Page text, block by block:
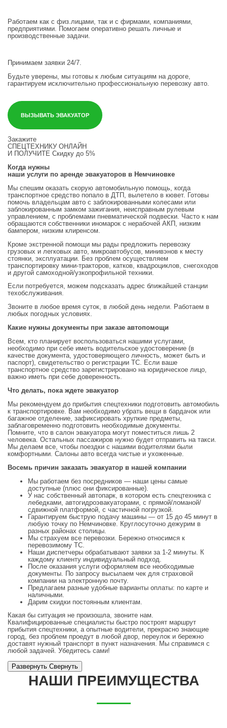
Работаем как с физ.лицами, так и с фирмами, компаниями,
предприятиями. Помогаем оперативно решать личные и
производственные задачи.
Принимаем заявки 24/7.
Будьте уверены, мы готовы к любым ситуациям на дороге,
гарантируем исключительно профессиональную перевозку авто.
ВЫЗЫВАТЬ ЭВАКУАТОР
Закажите
СПЕЦТЕХНИКУ ОНЛАЙН
И ПОЛУЧИТЕ Скидку до 5%
Когда нужны
наши услуги по аренде эвакуаторов в Немчиновке
Мы спешим оказать скорую автомобильную помощь, когда
транспортное средство попало в ДТП, вылетело в кювет. Готовы
помочь владельцам авто с заблокированными колесами или
заблокированным замком зажигания, неисправным рулевым
управлением, с проблемами пневматической подвески. Часто к нам
обращаются собственники иномарок с нерабочей АКП, низким
бампером, низким клиренсом.
Кроме экстренной помощи мы рады предложить перевозку
грузовых и легковых авто, микроавтобусов, минивэнов к месту
стоянки, эксплуатации. Без проблем осуществляем
транспортировку мини-тракторов, катков, квадроциклов, снегоходов
и другой самоходной/узкопрофильной техники.
Если потребуется, можем подсказать адрес ближайшей станции
техобслуживания.
Звоните в любое время суток, в любой день недели. Работаем в
любых погодных условиях.
Какие нужны документы при заказе автопомощи
Всем, кто планирует воспользоваться нашими услугами,
необходимо при себе иметь водительское удостоверение (в
качестве документа, удостоверяющего личность, может быть и
паспорт), свидетельство о регистрации ТС. Если ваше
транспортное средство зарегистрировано на юридическое лицо,
важно иметь при себе доверенность.
Что делать, пока ждете эвакуатор
Мы рекомендуем до прибытия спецтехники подготовить автомобиль
к транспортировке. Вам необходимо убрать вещи в бардачок или
багажное отделение, зафиксировать хрупкие предметы,
заблаговременно подготовить необходимые документы.
Помните, что в салон эвакуатора могут поместиться лишь 2
человека. Остальных пассажиров нужно будет отправить на такси.
Мы делаем все, чтобы поездки с нашими водителями были
комфортными. Салоны авто всегда чистые и ухоженные.
Восемь причин заказать эвакуатор в нашей компании
Мы работаем без посредников — наши цены самые
доступные (плюс они фиксированные).
У нас собственный автопарк, в котором есть спецтехника с
лебедками, автогидроэвакуаторами, с прямой/ломаной/
сдвижной платформой, с частичной погрузкой.
Гарантируем быструю подачу машины — от 15 до 45 минут в
любую точку по Немчиновке. Круглосуточно дежурим в
разных районах столицы.
Мы страхуем все перевозки. Бережно относимся к
перевозимому ТС.
Наши диспетчеры обрабатывают заявки за 1-2 минуты. К
каждому клиенту индивидуальный подход.
После оказания услуги оформляем все необходимые
документы. По запросу высылаем чек для страховой
компании на электронную почту.
Предлагаем разные удобные варианты оплаты: по карте и
наличными.
Дарим скидки постоянным клиентам.
Какая бы ситуация не произошла, звоните нам.
Квалифицированные специалисты быстро построят маршрут
прибытия спецтехники, а опытные водители, прекрасно знающие
город, без проблем проедут в любой двор, переулок и бережно
доставят нужный транспорт в пункт назначения. Мы справимся с
любой задачей. Убедитесь сами!
Развернуть Cвернуть
НАШИ ПРЕИМУЩЕСТВА